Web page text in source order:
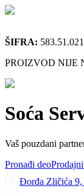
ŠIFRA: 583.51.021
PROIZVOD NIJE
Soća
Vaš pouzdani
Pronađi deo
Đorđa Zličića 9,